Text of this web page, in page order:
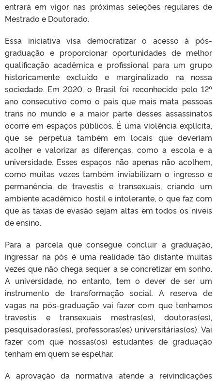
entrará em vigor nas próximas seleções regulares de
Mestrado e Doutorado.
Essa iniciativa visa democratizar o acesso à pós-
graduação e proporcionar oportunidades de melhor
qualificação acadêmica e profissional para um grupo
historicamente excluído e marginalizado na nossa
sociedade. Em 2020, o Brasil foi reconhecido pelo 12º
ano consecutivo como o país que mais mata pessoas
trans no mundo e a maior parte desses assassinatos
ocorre em espaços públicos. É uma violência explícita,
que se perpetua também em locais que deveriam
acolher e valorizar as diferenças, como a escola e a
universidade. Esses espaços não apenas não acolhem,
como muitas vezes também inviabilizam o ingresso e
permanência de travestis e transexuais, criando um
ambiente acadêmico hostil e intolerante, o que faz com
que as taxas de evasão sejam altas em todos os níveis
de ensino.
Para a parcela que consegue concluir a graduação,
ingressar na pós é uma realidade tão distante muitas
vezes que não chega sequer a se concretizar em sonho.
A universidade, no entanto, tem o dever de ser um
instrumento de transformação social. A reserva de
vagas na pós-graduação vai fazer com que tenhamos
travestis e transexuais mestras(es), doutoras(es),
pesquisadoras(es), professoras(es) universitárias(os). Vai
fazer com que nossas(os) estudantes de graduação
tenham em quem se espelhar.
A aprovação da normativa atende a reivindicações